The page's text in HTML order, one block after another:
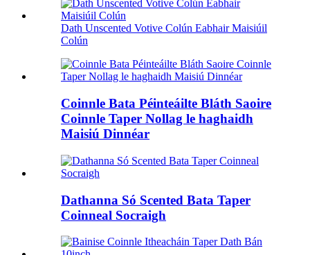
Dath Unscented Votive Colún Eabhair Maisiúil
Colún
Coinnle Bata Péinteáilte Bláth Saoire
Coinnle Taper Nollag le haghaidh
Maisiú Dinnéar
Dathanna Só Scented Bata Taper
Coinneal Socraigh